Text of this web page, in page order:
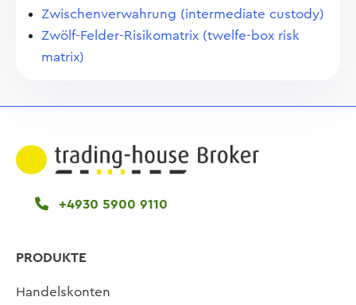
Zwischenverwahrung (intermediate custody)
Zwölf-Felder-Risikomatrix (twelfe-box risk
matrix)
+4930 5900 9110
PRODUKTE
Handelskonten